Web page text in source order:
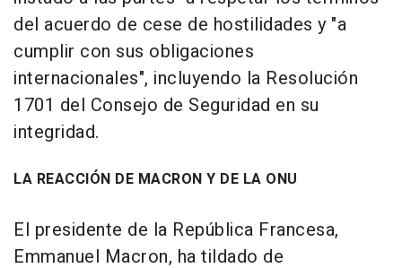
del acuerdo de cese de hostilidades y "a
cumplir con sus obligaciones
internacionales", incluyendo la Resolución
1701 del Consejo de Seguridad en su
integridad.
LA REACCIÓN DE MACRON Y DE LA ONU
El presidente de la República Francesa,
Emmanuel Macron, ha tildado de